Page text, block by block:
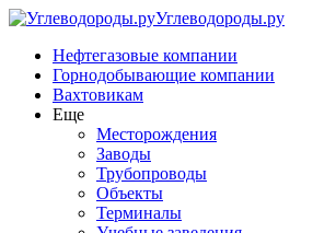
Углеводороды.ру
Нефтегазовые компании
Горнодобывающие компании
Вахтовикам
Еще
Месторождения
Заводы
Трубопроводы
Объекты
Терминалы